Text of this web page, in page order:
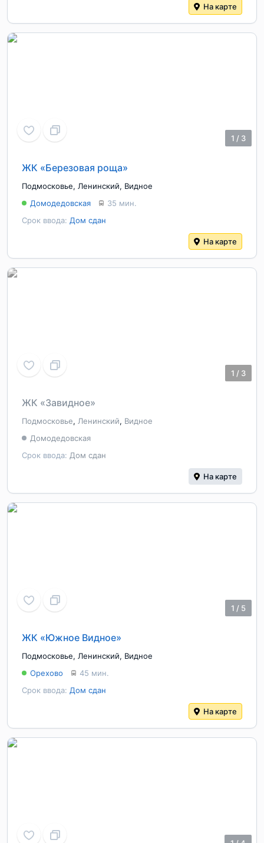
На карте
1 / 3
ЖК «Березовая роща»
Подмосковье, Ленинский, Видное
Срок ввода: Дом сдан
Домодедовская 35 мин.
На карте
1 / 3
ЖК «Завидное»
Подмосковье, Ленинский, Видное
Срок ввода: Дом сдан
Домодедовская
На карте
1 / 5
ЖК «Южное Видное»
Подмосковье, Ленинский, Видное
Срок ввода: Дом сдан
Орехово 45 мин.
На карте